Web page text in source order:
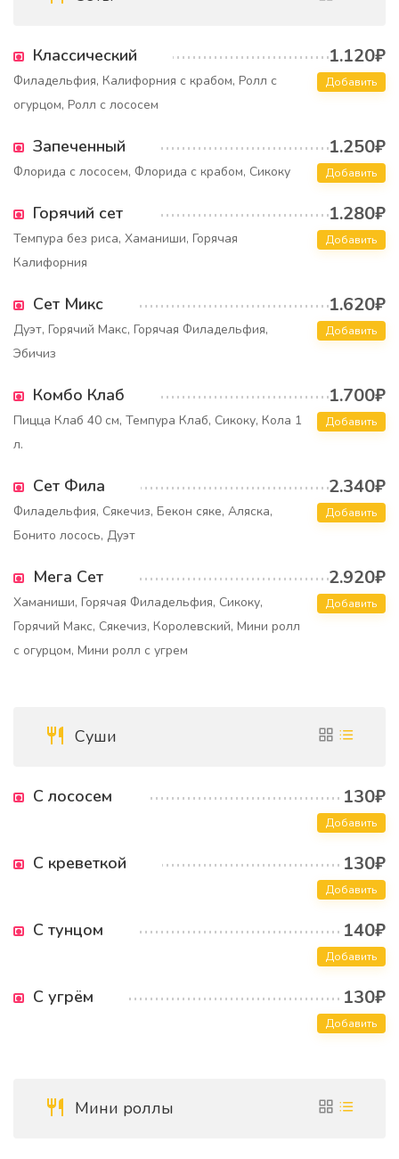
Классический 1.120₽
Филадельфия, Калифорния с крабом, Ролл с
огурцом, Ролл с лососем
Добавить
Запеченный 1.250₽
Флорида с лососем, Флорида с крабом, Сикоку Добавить
Горячий сет 1.280₽
Темпура без риса, Хаманиши, Горячая
Калифорния
Добавить
Сет Микс 1.620₽
Дуэт, Горячий Макс, Горячая Филадельфия,
Эбичиз
Добавить
Комбо Клаб 1.700₽
Пицца Клаб 40 см, Темпура Клаб, Сикоку, Кола 1
л.
Добавить
Сет Фила 2.340₽
Филадельфия, Сякечиз, Бекон сяке, Аляска,
Бонито лосось, Дуэт
Добавить
Мега Сет 2.920₽
Хаманиши, Горячая Филадельфия, Сикоку,
Горячий Макс, Сякечиз, Королевский, Мини ролл
с огурцом, Мини ролл с угрем
Добавить
Суши
С лососем 130₽
Добавить
С креветкой 130₽
Добавить
С тунцом 140₽
Добавить
С угрём 130₽
Добавить
Мини роллы